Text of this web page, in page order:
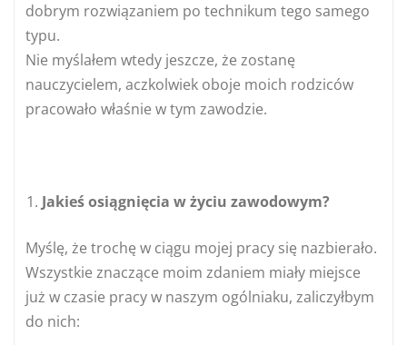
dobrym rozwiązaniem po technikum tego samego
typu.
Nie myślałem wtedy jeszcze, że zostanę
nauczycielem, aczkolwiek oboje moich rodziców
pracowało właśnie w tym zawodzie.
Jakieś osiągnięcia w życiu zawodowym?
Myślę, że trochę w ciągu mojej pracy się nazbierało.
Wszystkie znaczące moim zdaniem miały miejsce
już w czasie pracy w naszym ogólniaku, zaliczyłbym
do nich: